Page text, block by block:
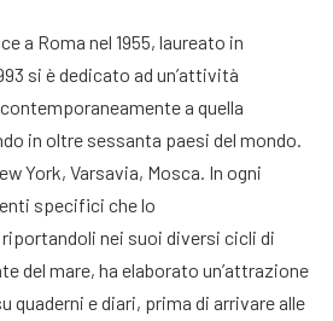
a Roma nel 1955, laureato in
si è dedicato ad un’attività
a quella
in oltre sessanta paesi del mondo.
York, Varsavia, Mosca. In ogni
specifici che lo
nei suoi diversi cicli di
del mare, ha elaborato un’attrazione
quaderni e diari, prima di arrivare alle